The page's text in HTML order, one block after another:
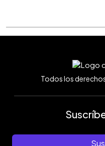
Todos los